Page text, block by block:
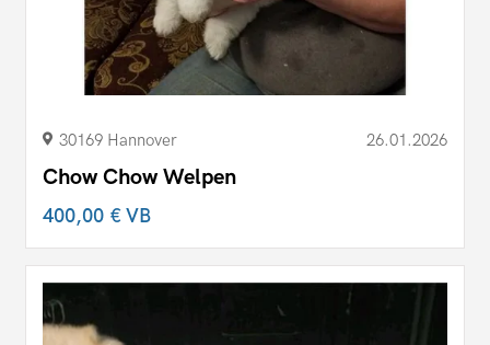
30169 Hannover 26.01.2026
Chow Chow Welpen
400,00 €VB